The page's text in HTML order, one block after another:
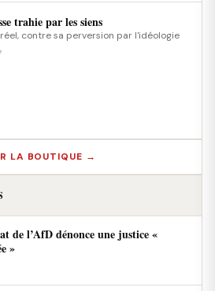
trahie par les siens
contre sa perversion par l'idéologie
LA BOUTIQUE →
de l’AfD dénonce une justice «
»